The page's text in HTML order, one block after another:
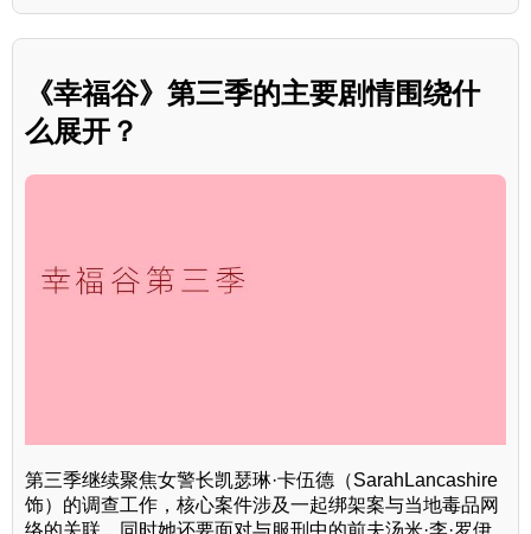
《幸福谷》第三季的主要剧情围绕什
么展开？
第三季继续聚焦女警长凯瑟琳·卡伍德（SarahLancashire
饰）的调查工作，核心案件涉及一起绑架案与当地毒品网
络的关联，同时她还要面对与服刑中的前夫汤米·李·罗伊